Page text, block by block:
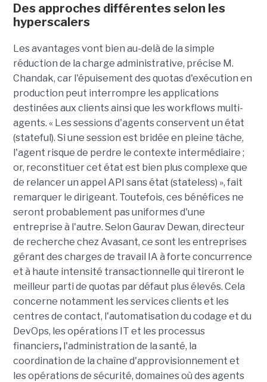
Des approches différentes selon les
hyperscalers
Les avantages vont bien au-delà de la simple
réduction de la charge administrative, précise M.
Chandak, car l'épuisement des quotas d'exécution en
production peut interrompre les applications
destinées aux clients ainsi que les workflows multi-
agents. « Les sessions d'agents conservent un état
(stateful). Si une session est bridée en pleine tâche,
l'agent risque de perdre le contexte intermédiaire ;
or, reconstituer cet état est bien plus complexe que
de relancer un appel API sans état (stateless) », fait
remarquer le dirigeant. Toutefois, ces bénéfices ne
seront probablement pas uniformes d'une
entreprise à l'autre. Selon Gaurav Dewan, directeur
de recherche chez Avasant, ce sont les entreprises
gérant des charges de travail IA à forte concurrence
et à haute intensité transactionnelle qui tireront le
meilleur parti de quotas par défaut plus élevés. Cela
concerne notamment les services clients et les
centres de contact, l'automatisation du codage et du
DevOps, les opérations IT et les processus
financiers,l'administration de la santé, la
coordination de la chaîne d'approvisionnement et
les opérations de sécurité, domaines où des agents